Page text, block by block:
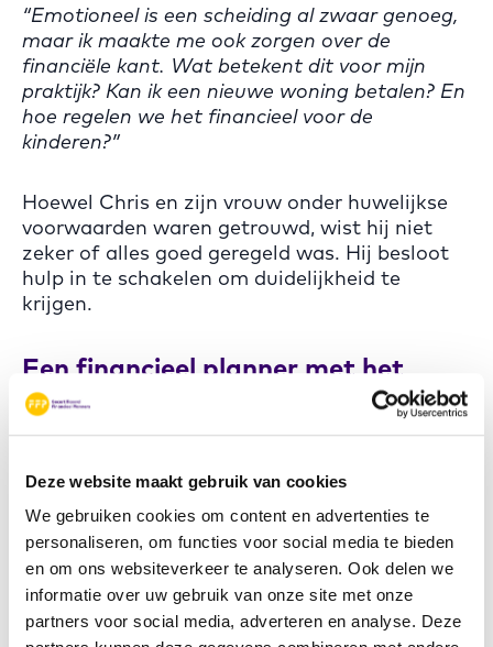
Deze website maakt gebruik van cookies
We gebruiken cookies om content en advertenties te
personaliseren, om functies voor social media te bieden
en om ons websiteverkeer te analyseren. Ook delen we
informatie over uw gebruik van onze site met onze
partners voor social media, adverteren en analyse. Deze
“Emotioneel is een scheiding al zwaar genoeg,
maar ik maakte me ook zorgen over de
financiële kant. Wat betekent dit voor mijn
praktijk? Kan ik een nieuwe woning betalen? En
hoe regelen we het financieel voor de
kinderen?”
Hoewel Chris en zijn vrouw onder huwelijkse
voorwaarden waren getrouwd, wist hij niet
zeker of alles goed geregeld was. Hij besloot
hulp in te schakelen om duidelijkheid te
krijgen.
Een financieel planner met het
CFP® keurmerk biedt housvast
Chris zocht contact met een CERTIFIED
inzicht te krijgen in zijn financiële situatie.
wist niet waar ik moest beginnen, maar mijn
planner hielp me om alles stap voor stap op
een rij te zetten.”
Samen bekeken ze de verdeling van